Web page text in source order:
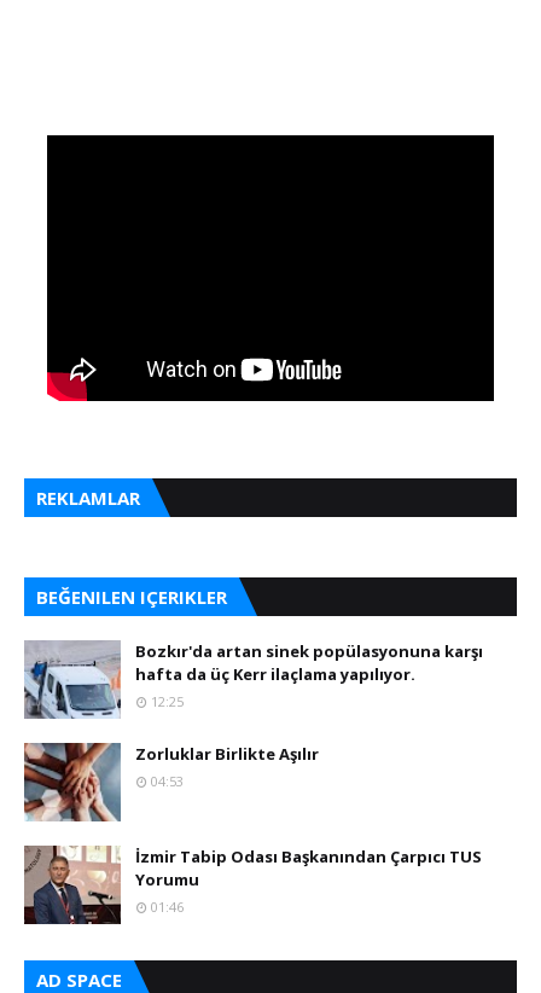
REKLAMLAR
BEĞENILEN IÇERIKLER
Bozkır'da artan sinek popülasyonuna karşı
hafta da üç Kerr ilaçlama yapılıyor.
12:25
Zorluklar Birlikte Aşılır
04:53
İzmir Tabip Odası Başkanından Çarpıcı TUS
Yorumu
01:46
AD SPACE